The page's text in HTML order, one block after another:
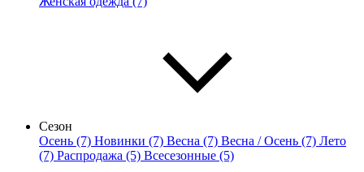
Сезон
Осень (7) Новинки (7) Весна (7) Весна / Осень (7) Лето
(7) Распродажа (5) Всесезонные (5)